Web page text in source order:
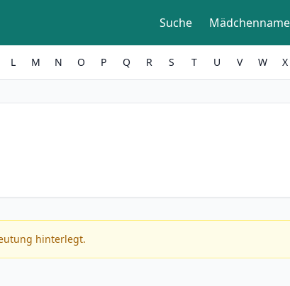
Suche
L M N O P Q R S T U V W X
hinterlegt.